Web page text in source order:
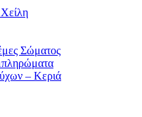
Σώματος
– Κεριά